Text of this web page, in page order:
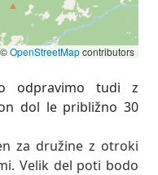
©OpenStreetMapcontributors
za družine z otroki
Velik del poti bodo